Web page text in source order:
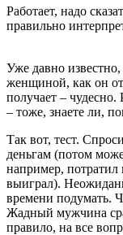
Работает, надо
правильно
Уже давно
женщиной, как он
получает – чудесно.
– тоже, знаете ли,
Так вот, тест.
деньгам (потом
например, потратил
выиграл).
времени подумать.
Жадный мужчина
правило, на все